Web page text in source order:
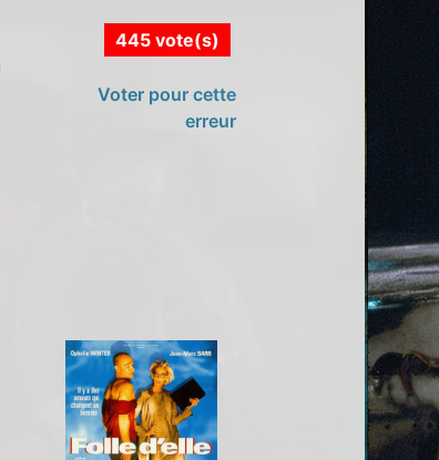
445 vote(s)
Voter pour cette
erreur